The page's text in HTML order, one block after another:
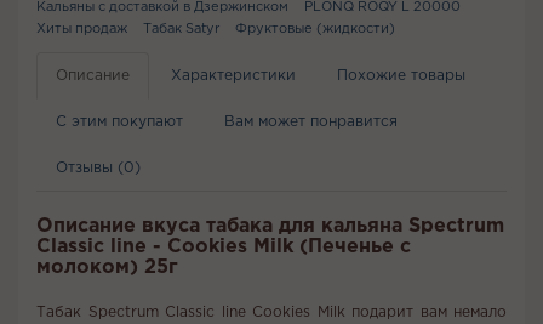
Кальяны с доставкой в Дзержинском
PLONQ ROQY L 20000
Хиты продаж
Табак Satyr Фруктовые (жидкости)
Описание Характеристики Похожие товары
С этим покупают Вам может понравится
Отзывы (0)
Описание вкуса табака для кальяна Spectrum
Classic line - Cookies Milk (Печенье с
молоком) 25г
Табак Spectrum Classic line Cookies Milk подарит вам немало